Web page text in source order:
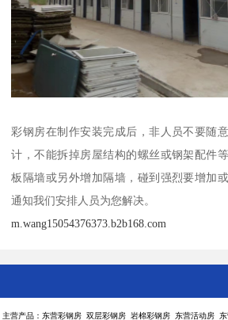
彩钢房在制作安装完成后，非人员不要随
计，不能拆掉房屋结构的螺丝或钢架配件
板隔墙或另外增加隔墙，碰到强烈要增加
通知我们安排人员为您解决。
m.wang15054376373.b2b168.com
主营产品：东营彩钢房 双层彩钢房 岩棉彩钢房 东营活动房